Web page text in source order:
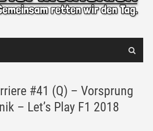
#41 (Q) – Vorsprung
– Let’s Play F1 2018